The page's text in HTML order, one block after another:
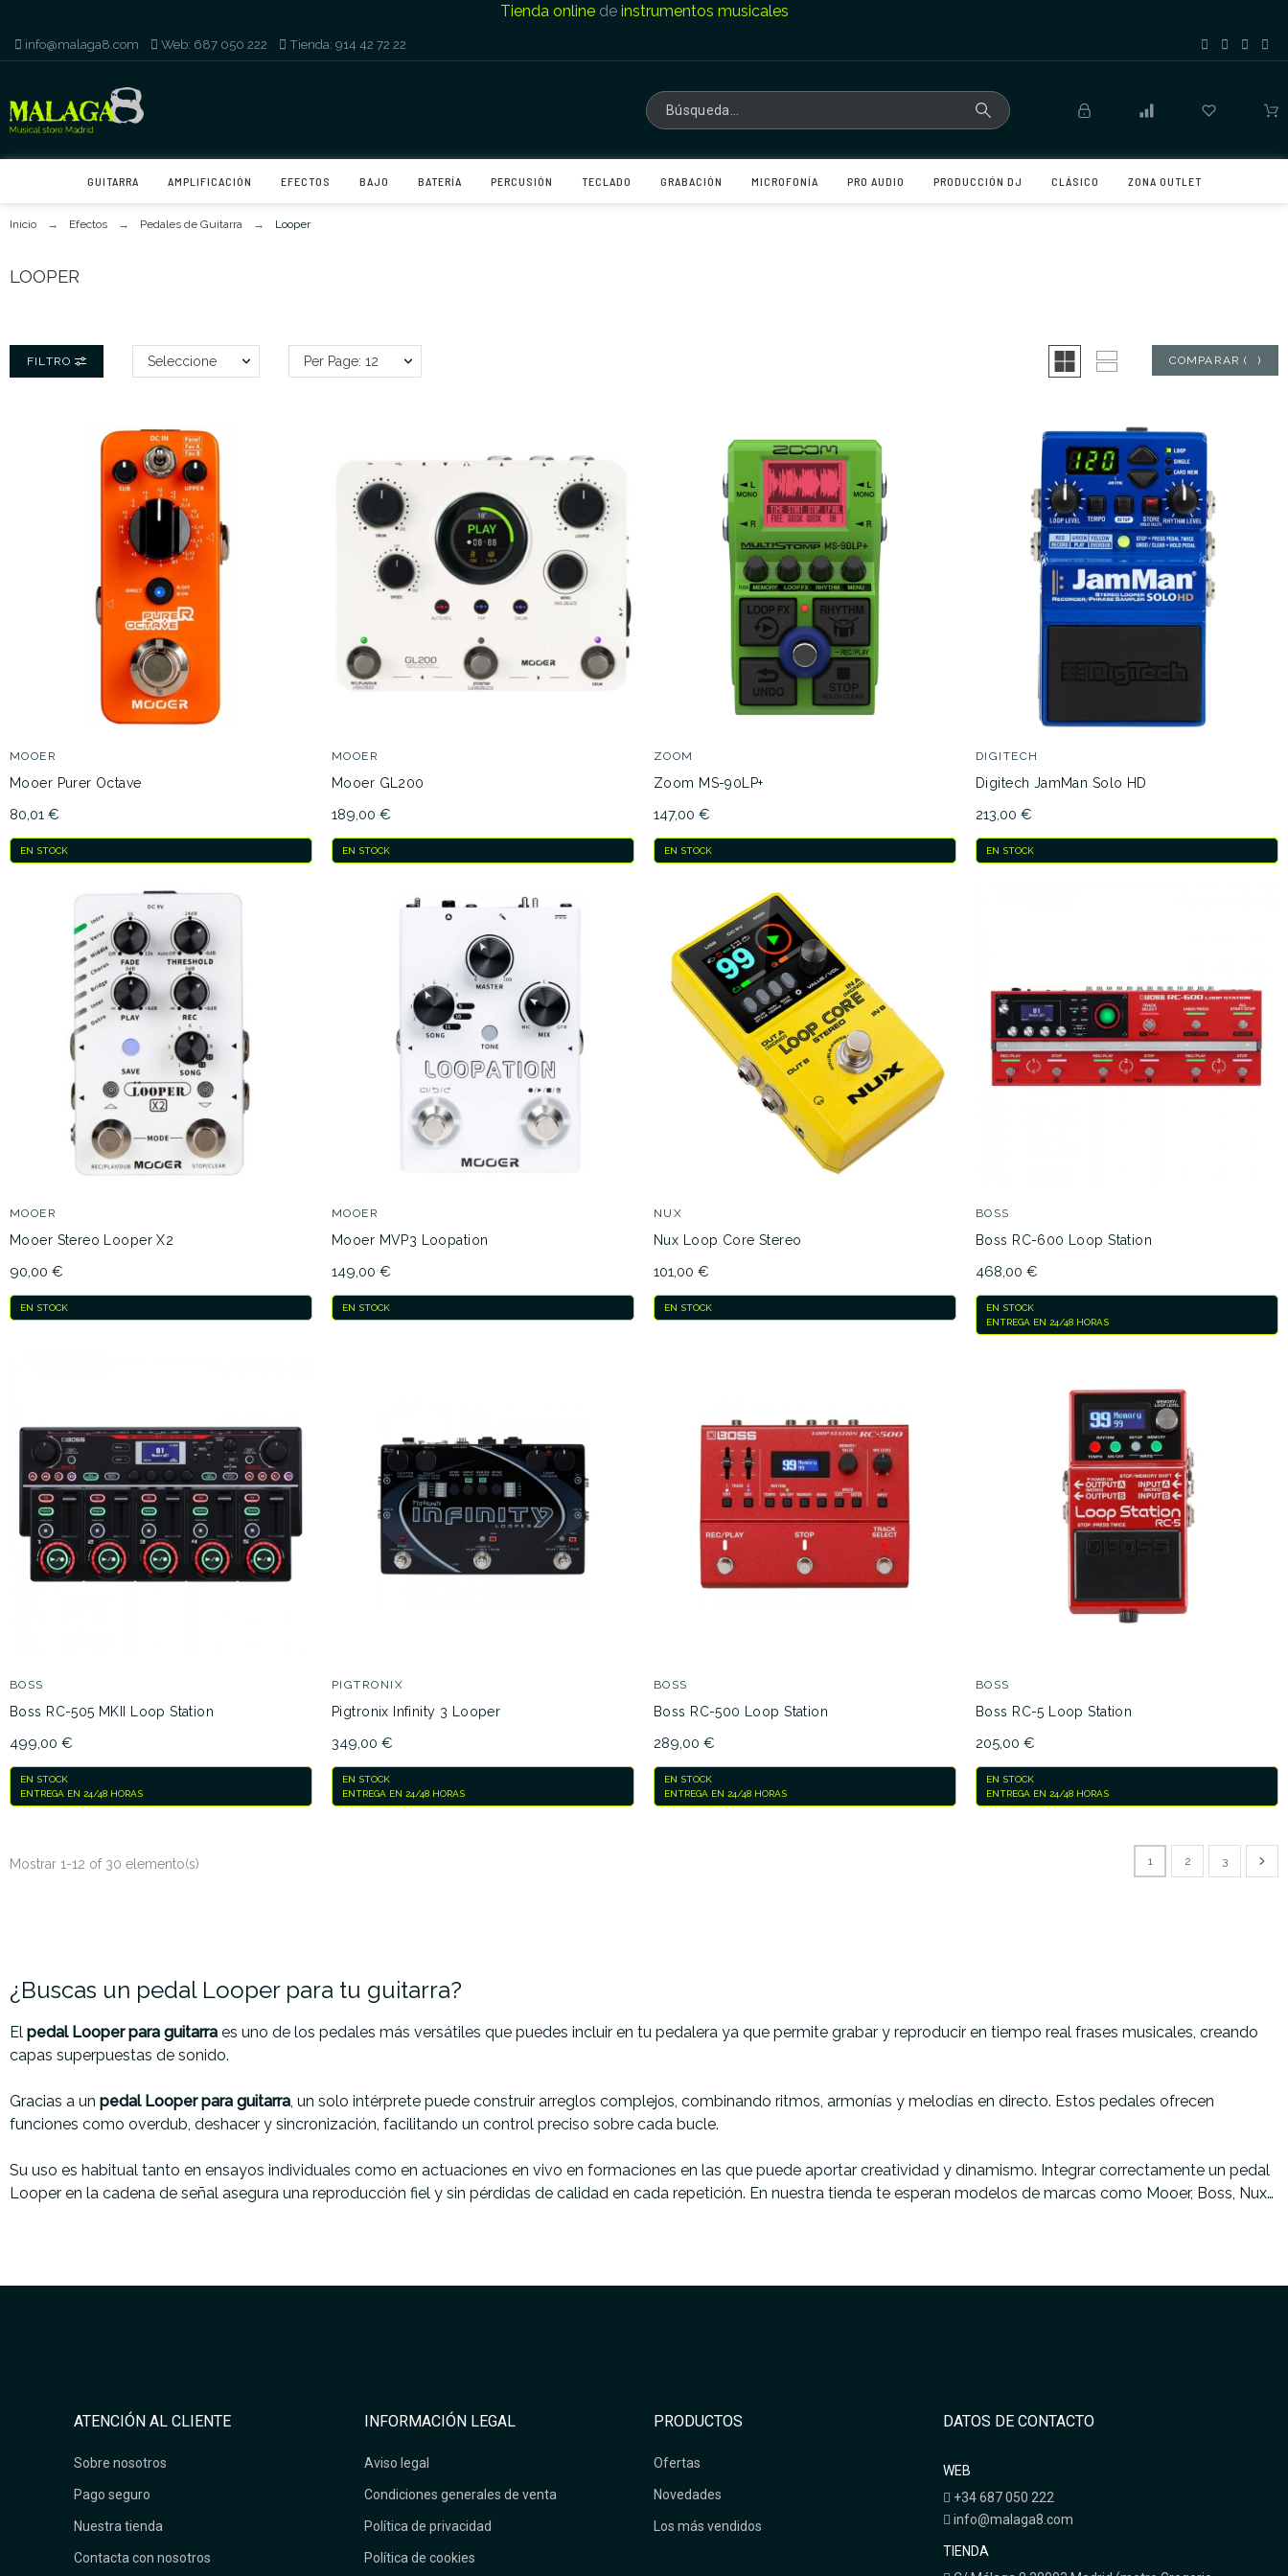
Tienda onlinede instrumentos musicales
info@malaga8.com Web: 687 050 222 Tienda: 914 42 72 22
GUITARRA AMPLIFICACIÓN EFECTOS BAJO BATERÍA PERCUSIÓN TECLADO GRABACIÓN MICROFONÍA PRO AUDIO PRODUCCIÓN DJ CLÁSICO ZONA OUTLET
Inicio Efectos Pedales de Guitarra Looper
LOOPER
FILTRO Seleccione COMPARAR ( )
Per Page: 12
MOOER
Mooer Purer Octave
80,01 €
EN STOCK
MOOER
Mooer GL200
189,00 €
EN STOCK
ZOOM
Zoom MS-90LP+
147,00 €
EN STOCK
DIGITECH
Digitech JamMan Solo HD
213,00 €
EN STOCK
MOOER
Mooer Stereo Looper X2
90,00 €
EN STOCK
MOOER
Mooer MVP3 Loopation
149,00 €
EN STOCK
NUX
Nux Loop Core Stereo
101,00 €
EN STOCK
BOSS
Boss RC-600 Loop Station
468,00 €
EN STOCK
ENTREGA EN 24/48 HORAS
BOSS
Boss RC-505 MKII Loop Station
499,00 €
EN STOCK
ENTREGA EN 24/48 HORAS
PIGTRONIX
Pigtronix Infinity 3 Looper
349,00 €
EN STOCK
ENTREGA EN 24/48 HORAS
BOSS
Boss RC-500 Loop Station
289,00 €
EN STOCK
ENTREGA EN 24/48 HORAS
BOSS
Boss RC-5 Loop Station
205,00 €
EN STOCK
ENTREGA EN 24/48 HORAS
Mostrar 1-12 of 30 elemento(s) 1 2 3
¿Buscas un pedal Looper para tu guitarra?
El pedal Looper para guitarra es uno de los pedales más versátiles que puedes incluir en tu pedalera ya que permite grabar y reproducir en tiempo real frases musicales, creando
capas superpuestas de sonido.
Gracias a un pedal Looper para guitarra, un solo intérprete puede construir arreglos complejos, combinando ritmos, armonías y melodías en directo. Estos pedales ofrecen
funciones como overdub, deshacer y sincronización, facilitando un control preciso sobre cada bucle.
Su uso es habitual tanto en ensayos individuales como en actuaciones en vivo en formaciones en las que puede aportar creatividad y dinamismo. Integrar correctamente un pedal
Looper en la cadena de señal asegura una reproducción fiel y sin pérdidas de calidad en cada repetición. En nuestra tienda te esperan modelos de marcas como Mooer, Boss, Nux…
ATENCIÓN AL CLIENTE
Sobre nosotros
Pago seguro
Nuestra tienda
Contacta con nosotros
INFORMACIÓN LEGAL
Aviso legal
Condiciones generales de venta
Política de privacidad
Política de cookies
PRODUCTOS
Ofertas
Novedades
Los más vendidos
DATOS DE CONTACTO
WEB
+34 687 050 222
info@malaga8.com
TIENDA